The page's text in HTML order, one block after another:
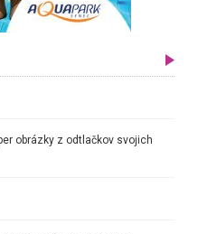
obrázky z odtlačkov svojich